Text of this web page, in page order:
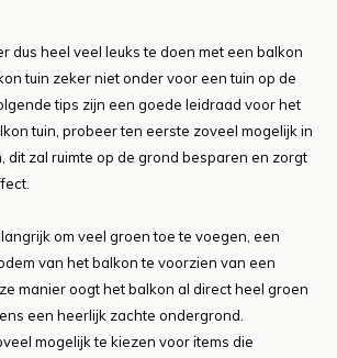
dus heel veel leuks te doen met een balkon
tuin zeker niet onder voor een tuin op de
tips zijn een goede leidraad voor het
tuin, probeer ten eerste zoveel mogelijk in
dit zal ruimte op de grond besparen en zorgt
om veel groen toe te voegen, een
van het balkon te voorzien van een
manier oogt het balkon al direct heel groen
een heerlijk zachte ondergrond.
mogelijk te kiezen voor items die